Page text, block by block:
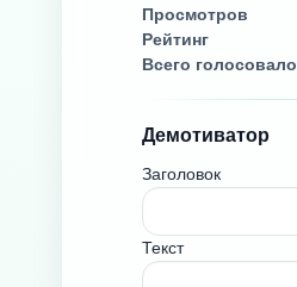
Просмотров
Рейтинг
Всего голосовало
Демотиватор
Заголовок
Текст